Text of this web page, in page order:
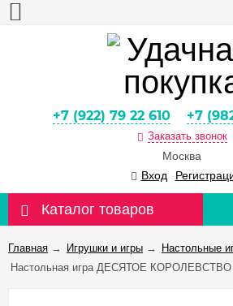
+7 (922) 79 22 610 +7
Заказать звонок
Москва
Вход
Каталог товаров
Главная → Игрушки и игры → Настольные
Настольная игра ДЕСЯТОЕ